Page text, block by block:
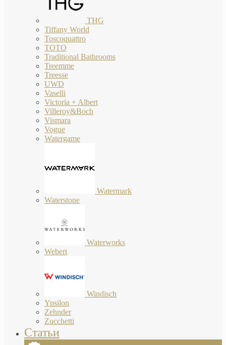
THG
Tiffany World
Toscoquattro
TOTO
Traditional Bathrooms
Treemme
Treesse
UWD
Vaselli
Victoria + Albert
Villeroy&Boch
Vismara
Vogue
Watergame
Watermark
Waterstone
Waterworks
Webert
Windisch
Ypsilon
Zehnder
Zucchetti
Статьи